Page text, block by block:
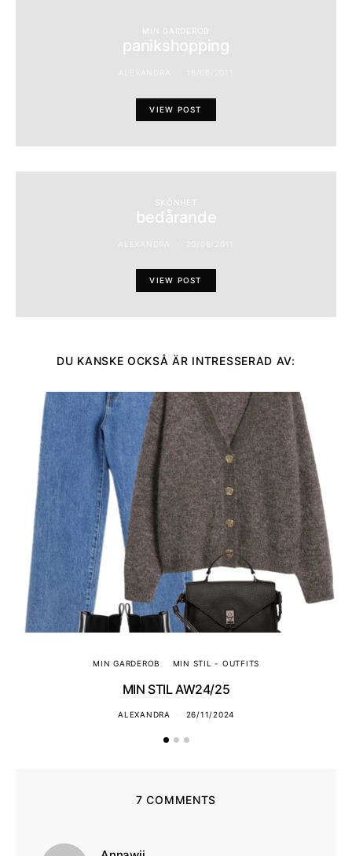
MIN GARDEROB
panikshopping
VIEW POST
SKÖNHET
bedårande
VIEW POST
DU KANSKE OCKSÅ ÄR INTRESSERAD AV:
MIN GARDEROB MIN STIL - OUTFITS
MIN STIL AW24/25
ALEXANDRA 26/11/2024
7 COMMENTS